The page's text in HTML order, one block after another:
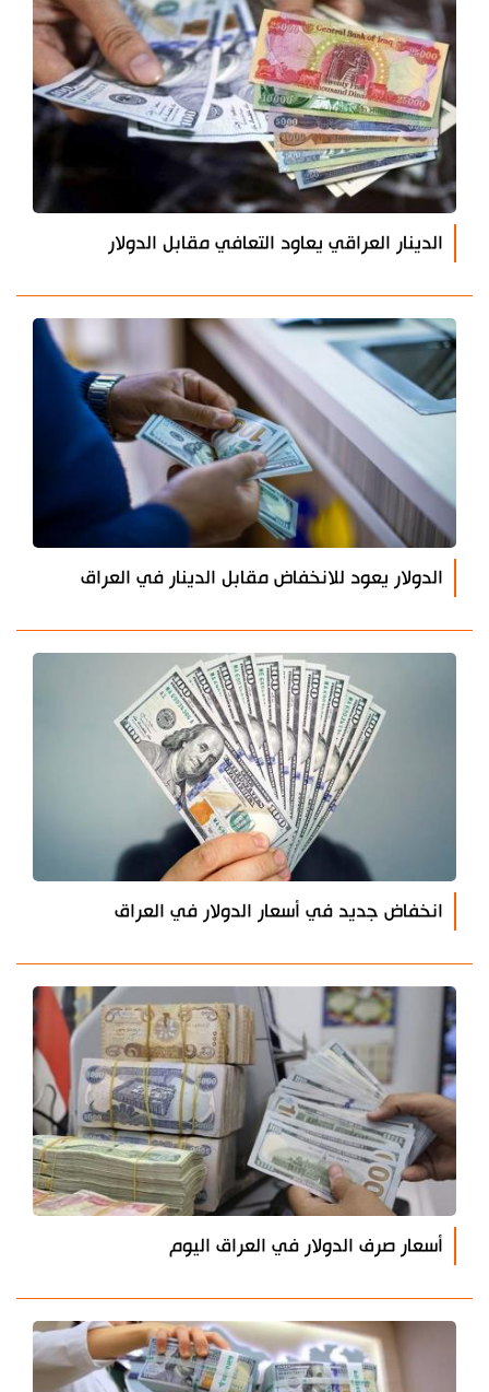
الدينار العراقي يعاود التعافي مقابل الدولار
الدولار يعود للانخفاض مقابل الدينار في العراق
انخفاض جديد في أسعار الدولار في العراق
أسعار صرف الدولار في العراق اليوم